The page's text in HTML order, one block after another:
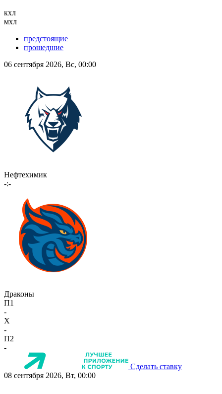
кхл
мхл
предстоящие
прошедшие
06 сентября 2026, Вс, 00:00
Нефтехимик
-:-
Драконы
П1
-
X
-
П2
-
Сделать ставку
08 сентября 2026, Вт, 00:00